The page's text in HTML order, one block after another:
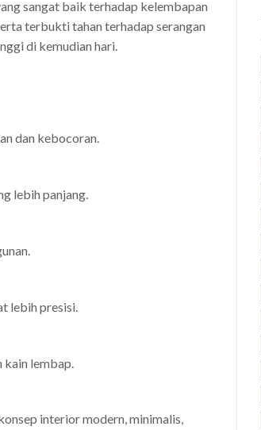
sangat baik terhadap kelembapan
terbukti tahan terhadap serangan
di kemudian hari.
dan kebocoran.
lebih panjang.
lebih presisi.
lembap.
interior modern, minimalis,